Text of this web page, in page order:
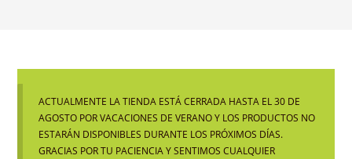
ACTUALMENTE LA TIENDA ESTÁ CERRADA HASTA EL 30 DE
AGOSTO POR VACACIONES DE VERANO Y LOS PRODUCTOS NO
ESTARÁN DISPONIBLES DURANTE LOS PRÓXIMOS DÍAS.
GRACIAS POR TU PACIENCIA Y SENTIMOS CUALQUIER